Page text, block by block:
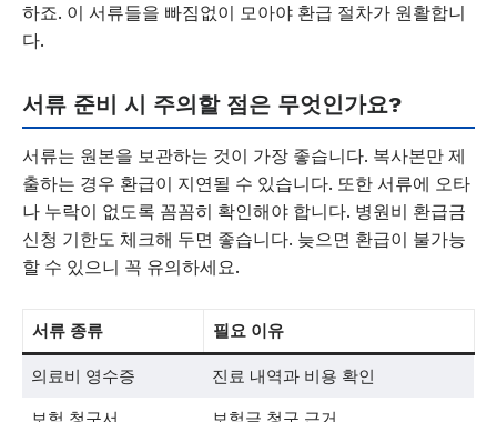
하죠. 이 서류들을 빠짐없이 모아야 환급 절차가 원활합니
다.
서류 준비 시 주의할 점은 무엇인가요?
서류는 원본을 보관하는 것이 가장 좋습니다. 복사본만 제
출하는 경우 환급이 지연될 수 있습니다. 또한 서류에 오타
나 누락이 없도록 꼼꼼히 확인해야 합니다. 병원비 환급금
신청 기한도 체크해 두면 좋습니다. 늦으면 환급이 불가능
할 수 있으니 꼭 유의하세요.
서류 종류 필요 이유
의료비 영수증 진료 내역과 비용 확인
보험 청구서 보험금 청구 근거